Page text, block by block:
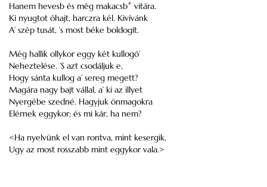
Hanem hevesb és még makacsb* vitára.
Ki nyugtot óhajt, harczra kél. Kivívánk
A’ szép tusát, ’s most béke boldogít.
Még hallik ollykor eggy két kullogó’
Neheztelése. ’S azt csodáljuk e,
Hogy sánta kullog a’ sereg megett?
Magára nagy bajt vállal, a’ ki az illyet
Nyergébe szedné. Hagyjuk önmagokra
Elérnek eggykor; és mi kár, ha nem?
<Ha nyelvünk el van rontva, mint kesergik,
Ugy az most rosszabb mint eggykor vala.>